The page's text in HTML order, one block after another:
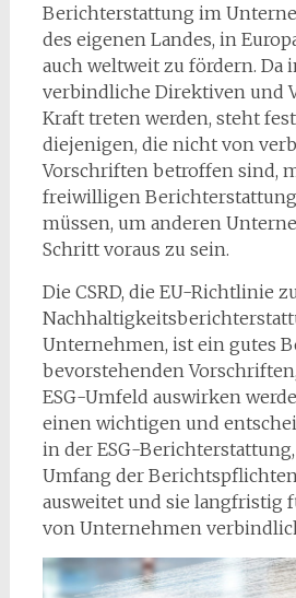
Berichterstattung im
des eigenen Landes, in
auch weltweit zu fördern. Da
verbindliche Direktiven und
Kraft treten werden, steht
diejenigen, die nicht von
Vorschriften betroffen sind,
freiwilligen
müssen, um anderen
Schritt voraus zu sein.
Die CSRD, die EU-Richtlinie
Unternehmen, ist ein gutes
bevorstehenden
ESG-Umfeld auswirken
einen wichtigen und
in der ESG-
Umfang der
ausweitet und sie langfristig
von Unternehmen